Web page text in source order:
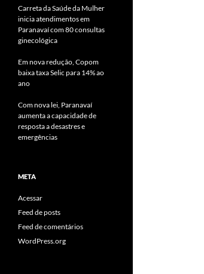
Carreta da Saúde da Mulher
inicia atendimentos em
Paranavaí com 80 consultas
ginecológica
Em nova redução, Copom
baixa taxa Selic para 14% ao
ano
Com nova lei, Paranavaí
aumenta a capacidade de
resposta a desastres e
emergências
META
Acessar
Feed de posts
Feed de comentários
WordPress.org